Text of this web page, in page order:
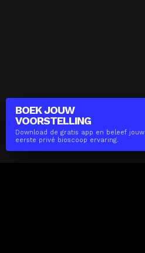
BOEK JOUW
VOORSTELLING
Download de gratis app en beleef jouw
eerste privé bioscoop ervaring.